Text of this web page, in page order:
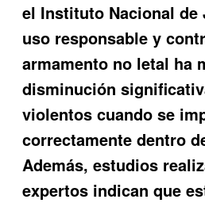
el Instituto Nacional de
uso responsable y
armamento no letal ha
disminución
violentos cuando se
correctamente dentro
Además, estudios
expertos indican que